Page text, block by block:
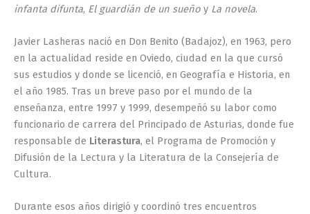
infanta difunta, El guardián de un sueño y La novela.
Javier Lasheras nació en Don Benito (Badajoz), en 1963, pero
en la actualidad reside en Oviedo, ciudad en la que cursó
sus estudios y donde se licenció, en Geografía e Historia, en
el año 1985. Tras un breve paso por el mundo de la
enseñanza, entre 1997 y 1999, desempeñó su labor como
funcionario de carrera del Principado de Asturias, donde fue
responsable de Literastura, el Programa de Promoción y
Difusión de la Lectura y la Literatura de la Consejería de
Cultura.
Durante esos años dirigió y coordinó tres encuentros